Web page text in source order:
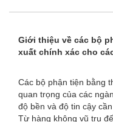
Giới thiệu về các bộ
xuất chính xác cho
Các bộ phận tiện bằng
quan trọng của các
độ bền và độ tin cậy
Từ hàng không vũ trụ